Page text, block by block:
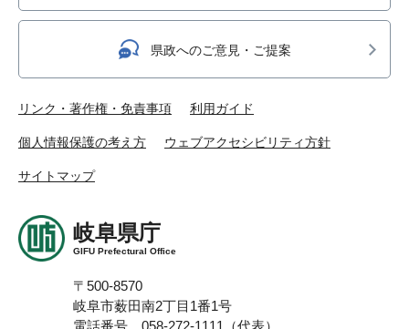
県政へのご意見・ご提案
リンク・著作権・免責事項 利用ガイド
個人情報保護の考え方 ウェブアクセシビリティ方針
サイトマップ
岐阜県庁
GIFU Prefectural Office
〒500-8570
岐阜市薮田南2丁目1番1号
電話番号 058-272-1111（代表）